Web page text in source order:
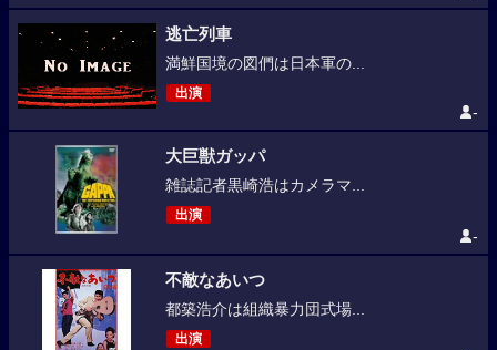
逃亡列車
満鮮国境の図們は日本軍の...
出演
-
大巨獣ガッパ
雑誌記者黒崎浩はカメラマ...
出演
-
不敵なあいつ
都築浩介は組織暴力団式場...
出演